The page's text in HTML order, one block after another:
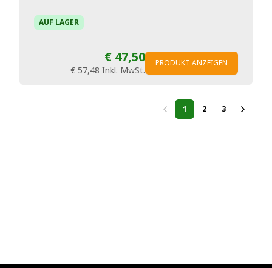
AUF LAGER
€ 47,50
€ 57,48 Inkl. MwSt.
PRODUKT ANZEIGEN
1 2 3